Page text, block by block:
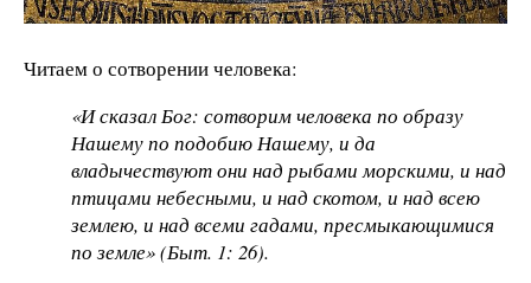
Читаем о сотворении человека:
«И сказал Бог: сотворим человека по образу
Нашему по подобию Нашему, и да
владычествуют они над рыбами морскими, и над
птицами небесными, и над скотом, и над всею
землею, и над всеми гадами, пресмыкающимися
по земле» (Быт. 1: 26).